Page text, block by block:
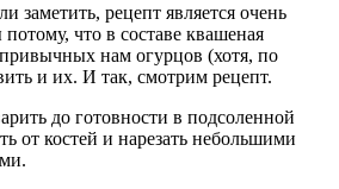
заметить, рецепт является очень
что в составе квашеная
нам огурцов (хотя, по
и их. И так, смотрим рецепт.
до готовности в подсоленной
от костей и нарезать небольшими